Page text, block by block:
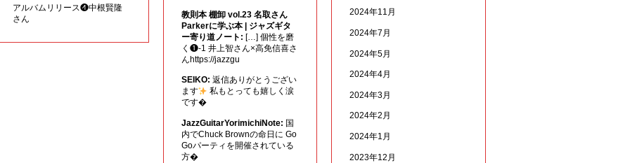
アルバムリリース❹中根賢隆
さん
教則本 棚卸 vol.23 名取さん
Parkerに学ぶ本 | ジャズギタ
ー寄り道ノート: […] 個性を磨
く❶-1 井上智さん×高免信喜さ
んhttps://jazzgu
SEIKO: 返信ありがとうござい
ます
私もとっても嬉しく涙
です�
JazzGuitarYorimichiNote: 国
内でChuck Brownの命日に Go
Goパーティを開催されている
方�
2024年11月
2024年7月
2024年5月
2024年4月
2024年3月
2024年2月
2024年1月
2023年12月